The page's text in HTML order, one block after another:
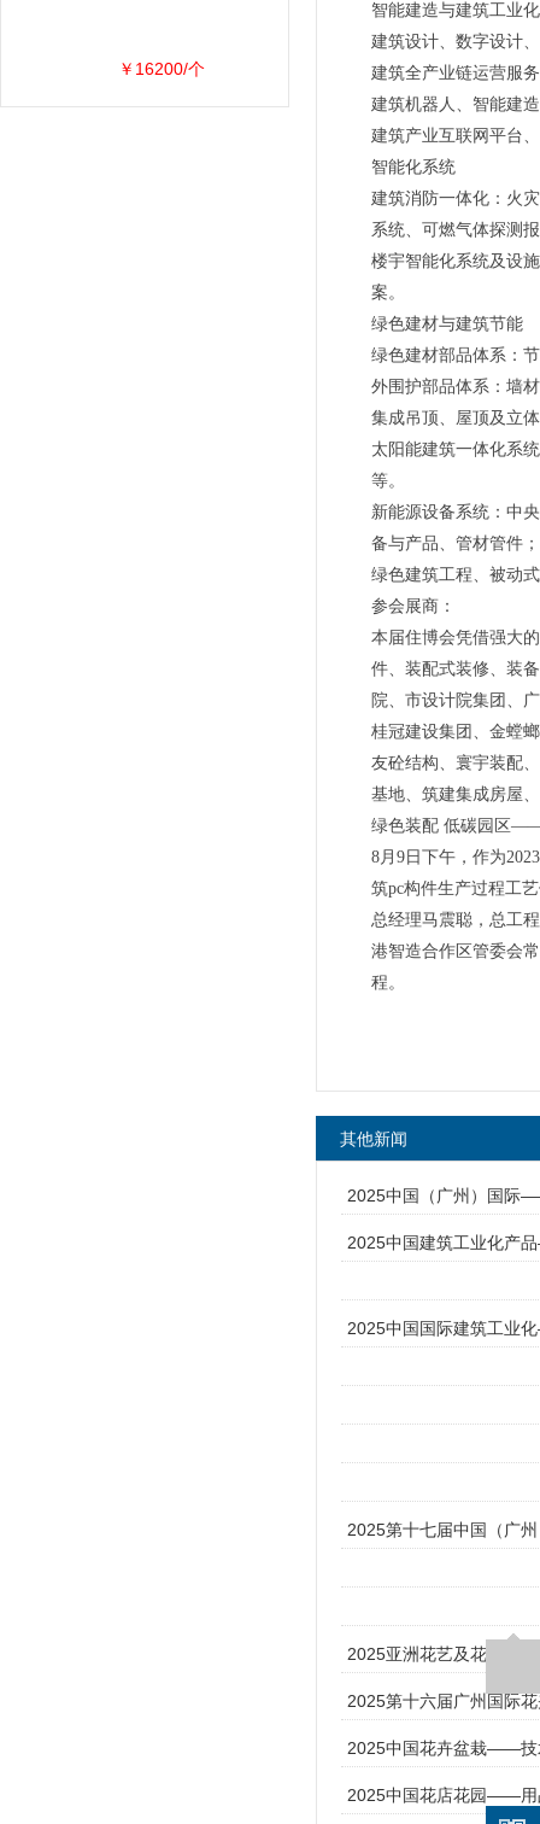
智能建造与建筑工业
建筑设计、数字设计
建筑全产业链运营服
建筑机器人、智能建
建筑产业互联网平台
智能化系统
建筑消防一体化：火
系统、可燃气体探测
楼宇智能化系统及设
案。
绿色建材与建筑节能
绿色建材部品体系：
外围护部品体系：墙
集成吊顶、屋顶及立
太阳能建筑一体化系
等。
新能源设备系统：中
备与产品、管材管件
绿色建筑工程、被动
参会展商：
本届住博会凭借强大
件、装配式装修、装
院、市设计院集团、
桂冠建设集团、金螳
友砼结构、寰宇装配
基地、筑建集成房屋
绿色装配 低碳园区
8月9日下午，作为
筑pc构件生产过程工
总经理马震聪，总工
港智造合作区管委会
程。
其他新闻
2025中国（广州）国际
2025中国建筑工业化产
2025中国国际建筑工业
2025第十七届中国（广
2025亚洲花艺及花店用
2025第十六届广州国际
2025中国花卉盆栽——技
2025中国花店花园——用
￥16200/个